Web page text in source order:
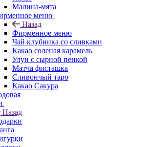
Малина-мята
меню
Назад
Фирменное меню
Чай клубника со сливками
Какао соленая карамель
Улун с сырной пенкой
Матча фисташка
Сливончый таро
Какао Сакура
Назад